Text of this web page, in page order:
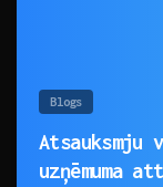
Blogs
Atsauksmju
uzņēmuma